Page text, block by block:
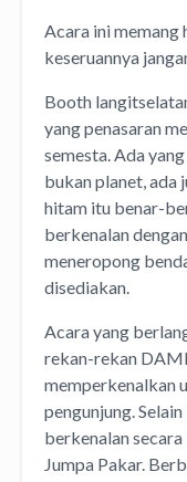
Acara ini memang
keseruannya
Booth
yang penasaran
semesta. Ada
bukan planet, ada
hitam itu benar-
berkenalan
meneropong
disediakan.
Acara yang
rekan-rekan
memperkenalkan
pengunjung.
berkenalan
Jumpa Pakar.